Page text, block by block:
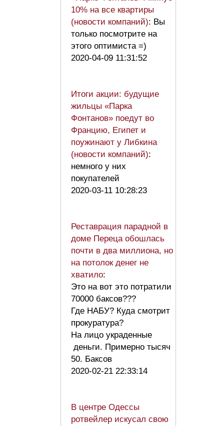
10% на все квартиры
(новости компаний): Вы
только посмотрите на
этого оптимиста =)
2020-04-09 11:31:52
Итоги акции: будущие
жильцы «Парка
Фонтанов» поедут во
Францию, Египет и
поужинают у Либкина
(новости компаний):
немного у них
покупателей
2020-03-11 10:28:23
Реставрация парадной в
доме Переца обошлась
почти в два миллиона, но
на потолок денег не
хватило:
Это на вот это потратили
70000 баксов???
Где НАБУ? Куда смотрит
прокуратура?
На лицо украденные
деньги. Примерно тысяч
50. Баксов
2020-02-21 22:33:14
В центре Одессы
ротвейлер искусал свою